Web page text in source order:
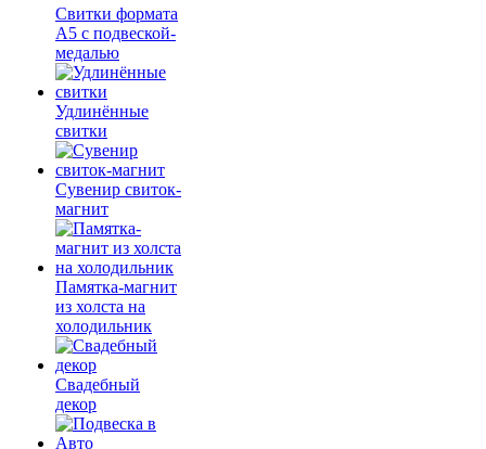
Свитки формата
А5 с подвеской-
медалью
Удлинённые
свитки
Сувенир свиток-
магнит
Памятка-магнит
из холста на
холодильник
Свадебный
декор